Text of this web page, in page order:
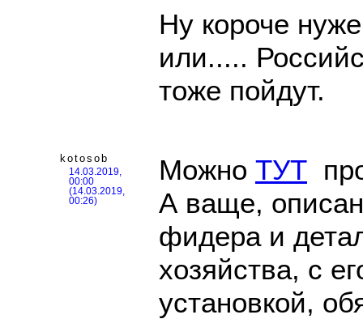
Ну короче
или.....
тоже пойдут.
kotosob
14.03.2019,
00:00
(14.03.2019,
00:26)
Можно ТУТ
А ваще,
фидера и
хозяйства, с
установкой,